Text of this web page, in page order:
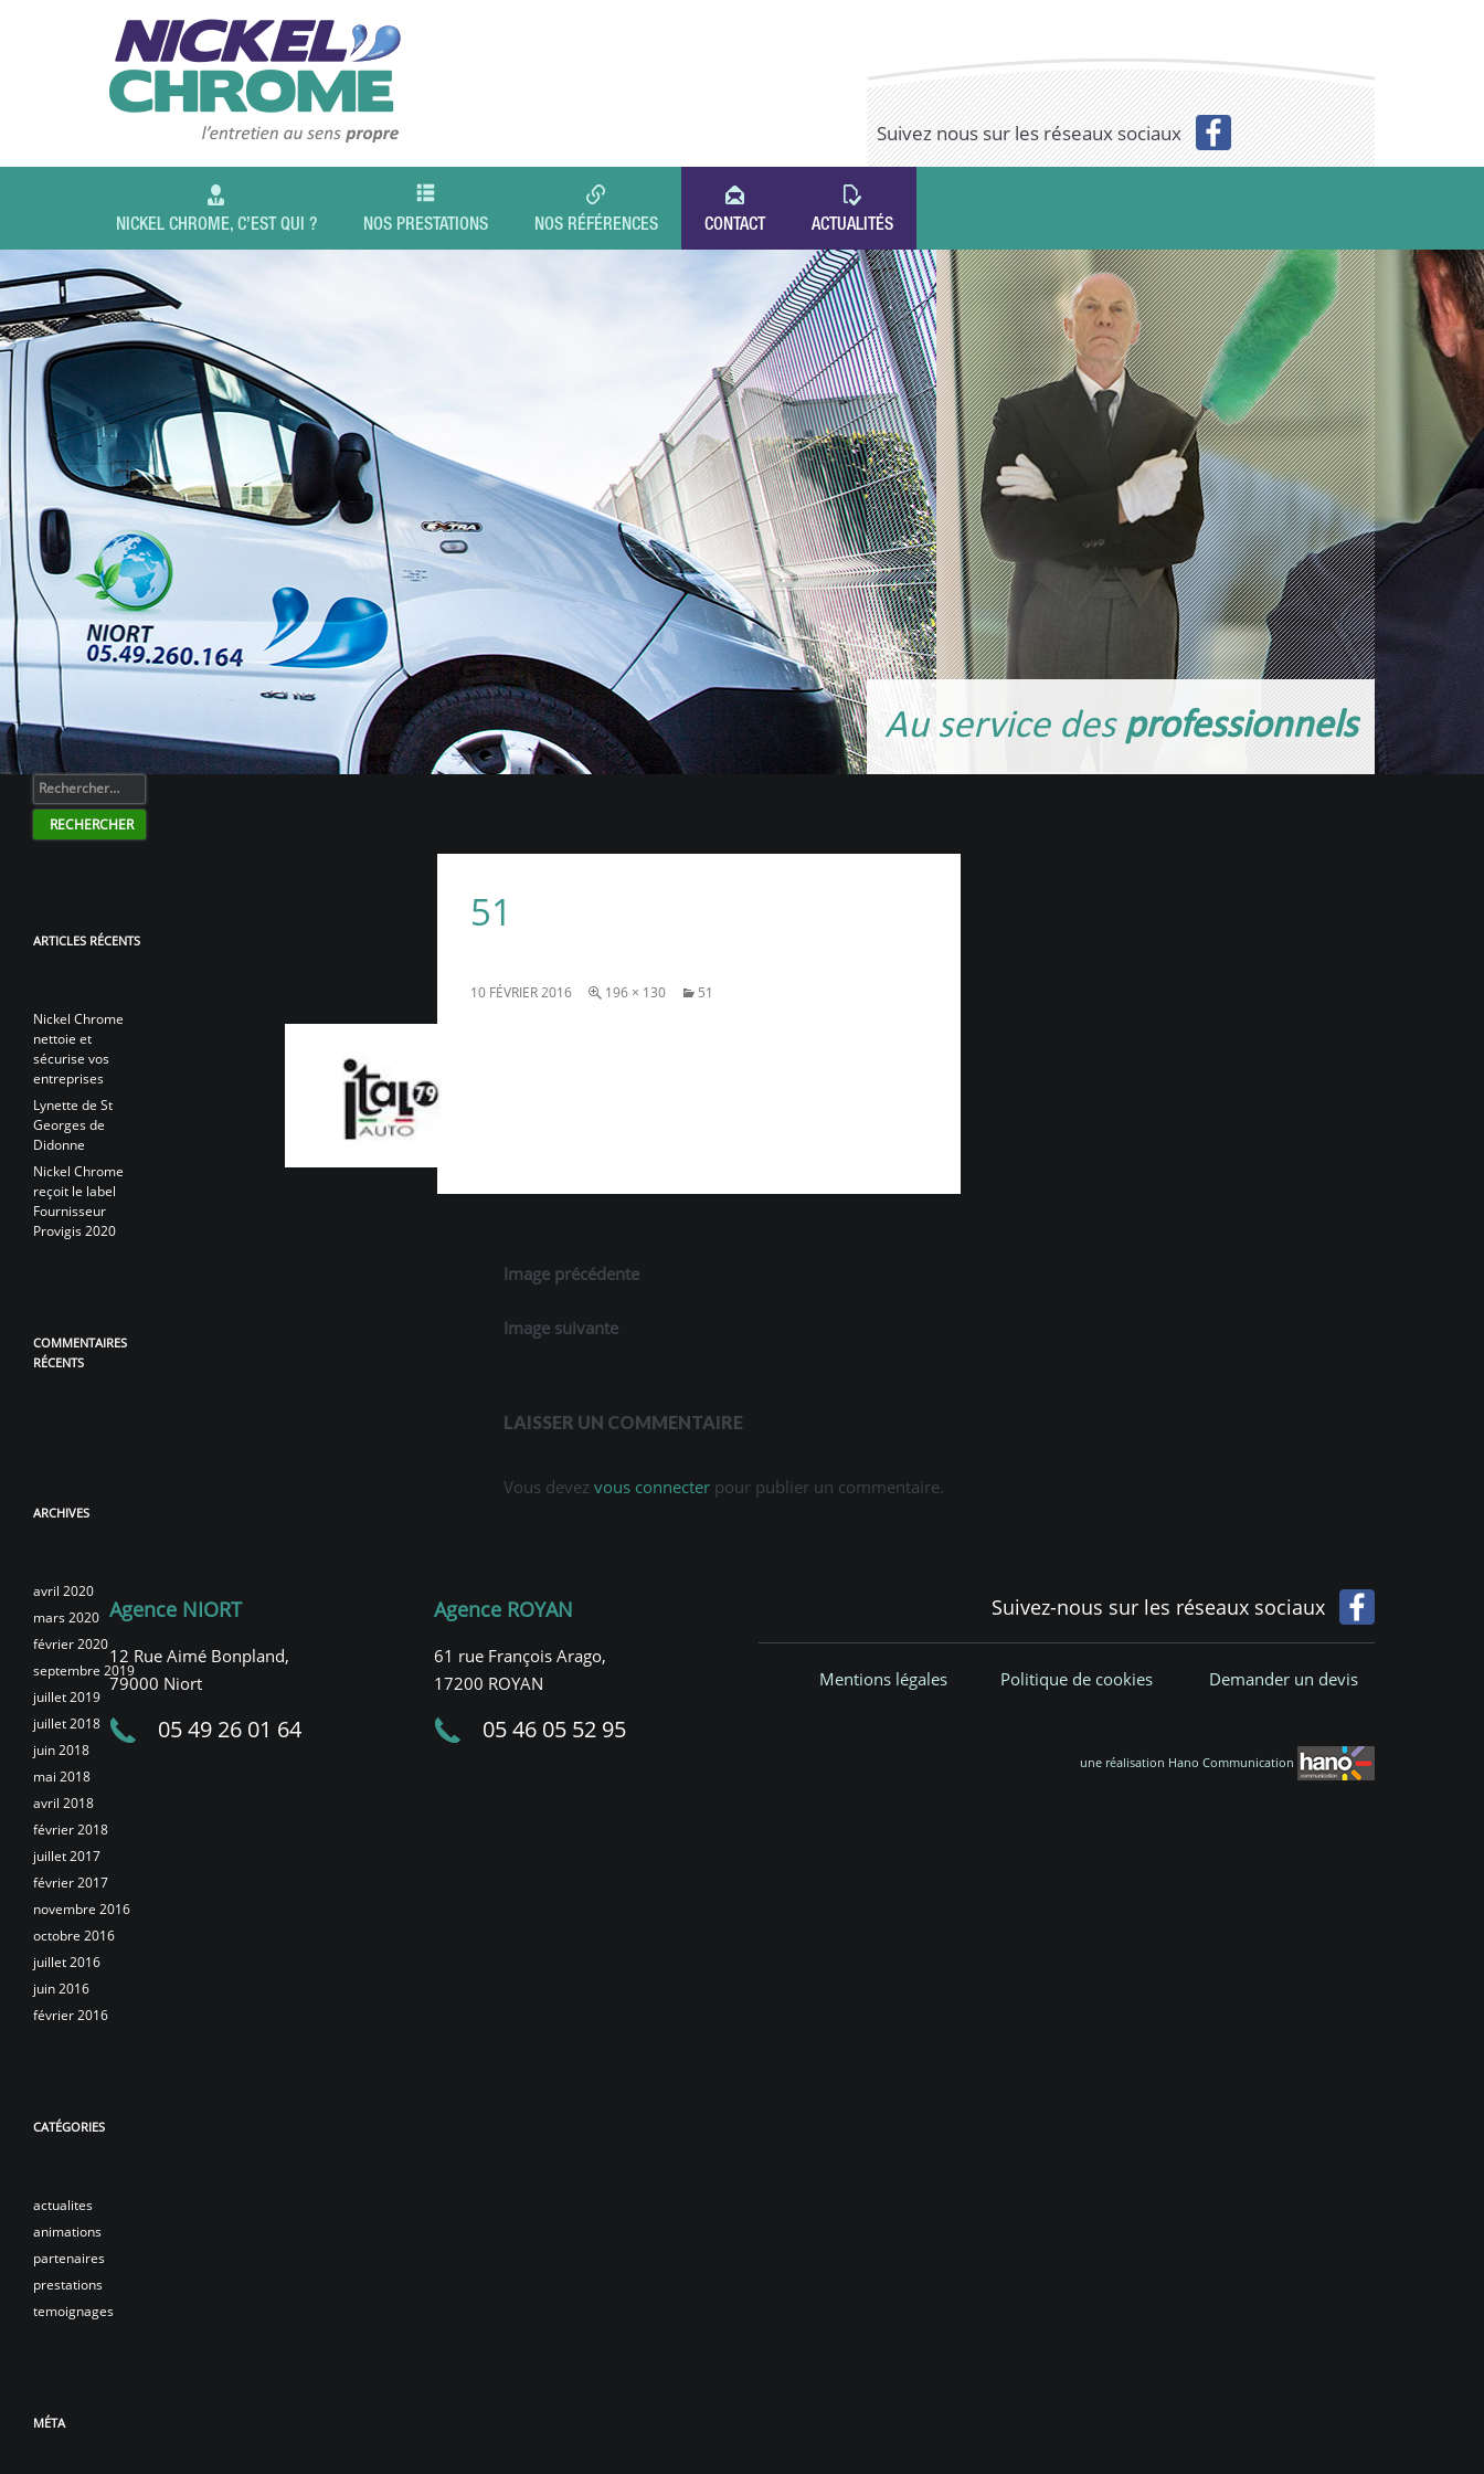
Suivez nous sur les réseaux sociaux
NICKEL CHROME, C’EST QUI ? NOS PRESTATIONS NOS RÉFÉRENCES CONTACT ACTUALITÉS
Au service des professionnels
51
10 FÉVRIER 2016 196 × 130 51
Image précédente
Image suivante
LAISSER UN COMMENTAIRE
Vous devez vous connecterpour publier un commentaire.
Rechercher :
ARTICLES RÉCENTS
Nickel Chrome
nettoie et
sécurise vos
entreprises
Lynette de St
Georges de
Didonne
Nickel Chrome
reçoit le label
Fournisseur
Provigis 2020
COMMENTAIRES
RÉCENTS
ARCHIVES
avril 2020
mars 2020
février 2020
septembre 2019
juillet 2019
juillet 2018
juin 2018
mai 2018
avril 2018
février 2018
juillet 2017
février 2017
novembre 2016
octobre 2016
juillet 2016
juin 2016
février 2016
CATÉGORIES
actualites
animations
partenaires
prestations
temoignages
MÉTA
Agence NIORT
12 Rue Aimé Bonpland,
79000 Niort
05 49 26 01 64
Agence ROYAN
61 rue François Arago,
17200 ROYAN
05 46 05 52 95
Suivez-nous sur les réseaux sociaux
Mentions légales Politique de cookies Demander un devis
une réalisation Hano Communication